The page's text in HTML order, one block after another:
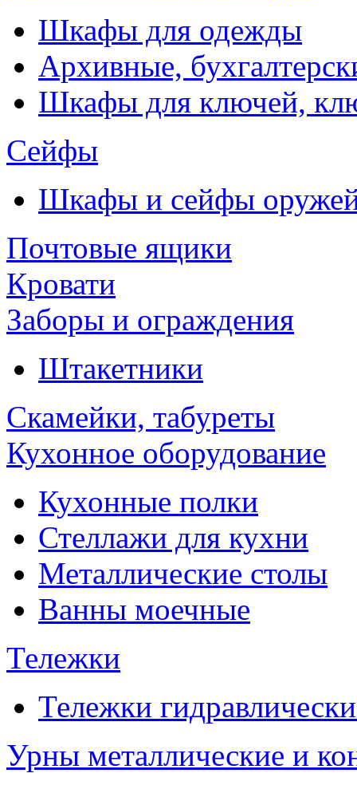
Шкафы для одежды
Архивные,
Шкафы для ключей,
Сейфы
Шкафы и сейфы
Почтовые ящики
Кровати
Заборы и ограждения
Штакетники
Скамейки, табуреты
Кухонное оборудование
Кухонные полки
Стеллажи для кухни
Металлические столы
Ванны моечные
Тележки
Тележки
Урны металлические и